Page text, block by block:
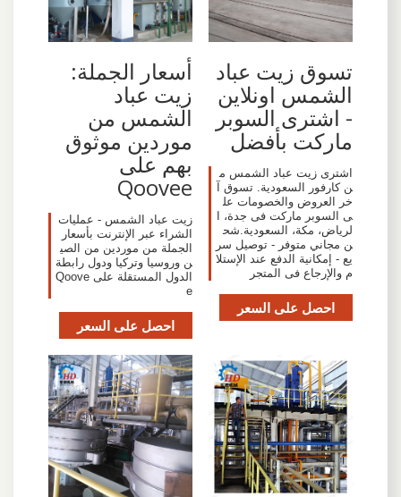
تسوق زيت عباد
الشمس اونلاين
- اشترى السوبر
ماركت بأفضل
اشترى زيت عباد الشمس م
ن كارفور السعودية. تسوق آ
خر العروض والخصومات عل
ى السوبر ماركت فى جدة، ا
لرياض، مكة، السعودية.شح
ن مجاني متوفر - توصيل سر
يع - إمكانية الدفع عند الإستلا
م والإرجاع فى المتجر
احصل على السعر
أسعار الجملة:
زيت عباد
الشمس من
موردين موثوق
بهم على
Qoovee
زيت عباد الشمس - عمليات
الشراء عبر الإنترنت بأسعار
الجملة من موردين من الصي
ن وروسيا وتركيا ودول رابطة
الدول المستقلة على Qoove
e
احصل على السعر